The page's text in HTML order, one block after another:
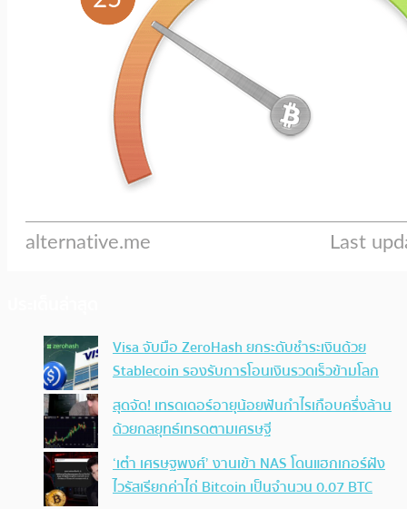
Visa จับมือ ZeroHash ยกระดับชำระเงินด้วย
Stablecoin รองรับการโอนเงินรวดเร็วข้ามโลก
สุดจัด! เทรดเดอร์อายุน้อยฟันกำไรเกือบครึ่งล้าน
ด้วยกลยุทธ์เทรดตามเศรษฐี
‘เต๋า เศรษฐพงศ์’ งานเข้า NAS โดนแฮกเกอร์ฝัง
ไวรัสเรียกค่าไถ่ Bitcoin เป็นจำนวน 0.07 BTC